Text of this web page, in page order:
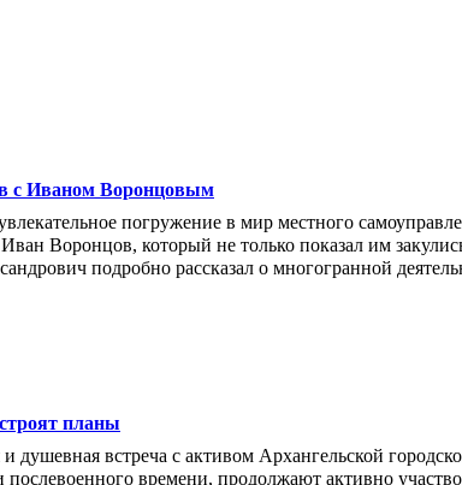
с Иваном Воронцовым
погружение в мир местного
Воронцов, который не только показал им
подробно рассказал о многогранной
планы
душевная встреча с активом Архангельской
времени, продолжают активно